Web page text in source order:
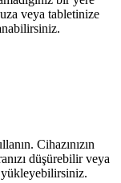
veya tabletinize
Cihazınızın
düşürebilir veya
yükleyebilirsiniz.